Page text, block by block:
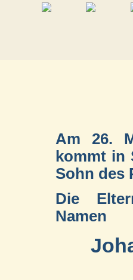
Am 26.
kommt in
Sohn des
Die
Namen